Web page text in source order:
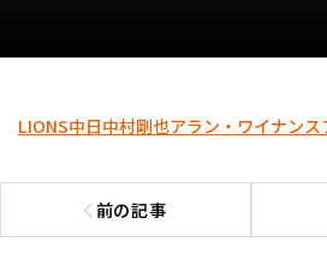
LIONS中日中村剛也アラン・ワイナンス
前の記事
前の記事へ